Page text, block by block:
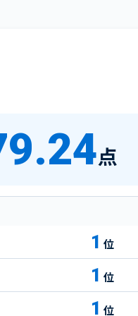
点
1
1
1